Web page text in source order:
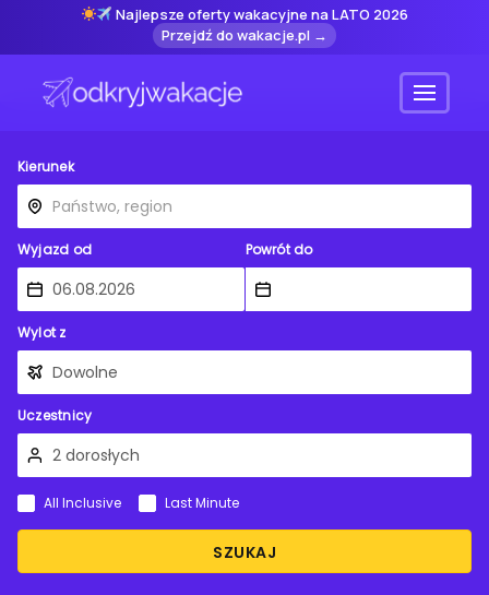
Najlepsze oferty wakacyjne na LATO 2026
Przejdź do wakacje.pl →
Menu
Kierunek
Wyjazd od Powrót do
Wylot z
Uczestnicy
SZUKAJ
All Inclusive Last Minute